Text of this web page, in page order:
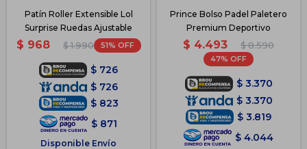
Patín Roller Extensible Lol
Surprise Ruedas Ajustable
$ 968 $ 1.990 51
$ 726
$ 726
$ 823
$ 871
Disponible Envío
Prince Bolso Padel Paletero
Premium Deportivo
$ 4.493 $ 8.590
47
$ 3.370
$ 3.370
$ 3.819
$ 4.044